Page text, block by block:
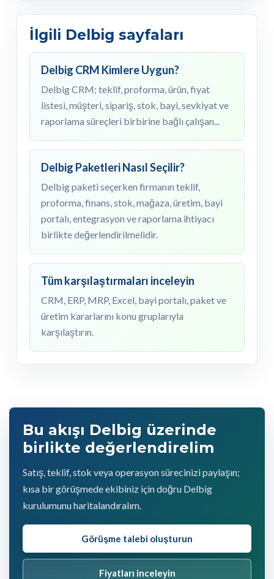
İlgili Delbig sayfaları
Delbig CRM Kimlere Uygun?
Delbig CRM; teklif, proforma, ürün, fiyat
listesi, müşteri, sipariş, stok, bayi, sevkiyat ve
raporlama süreçleri birbirine bağlı çalışan...
Delbig Paketleri Nasıl Seçilir?
Delbig paketi seçerken firmanın teklif,
proforma, finans, stok, mağaza, üretim, bayi
portalı, entegrasyon ve raporlama ihtiyacı
birlikte değerlendirilmelidir.
Tüm karşılaştırmaları inceleyin
CRM, ERP, MRP, Excel, bayi portalı, paket ve
üretim kararlarını konu gruplarıyla
karşılaştırın.
Bu akışı Delbig üzerinde
birlikte değerlendirelim
Satış, teklif, stok veya operasyon sürecinizi paylaşın;
kısa bir görüşmede ekibiniz için doğru Delbig
kurulumunu haritalandıralım.
Görüşme talebi oluşturun
Fiyatları inceleyin